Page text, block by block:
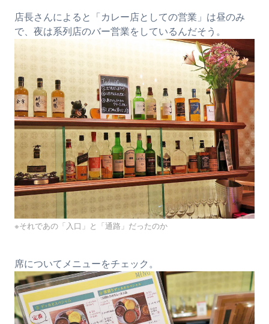
店長さんによると「カレー店としての営業」は昼のみ
で、夜は系列店のバー営業をしているんだそう。
※それであの「入口」と「通路」だったのか
席についてメニューをチェック。